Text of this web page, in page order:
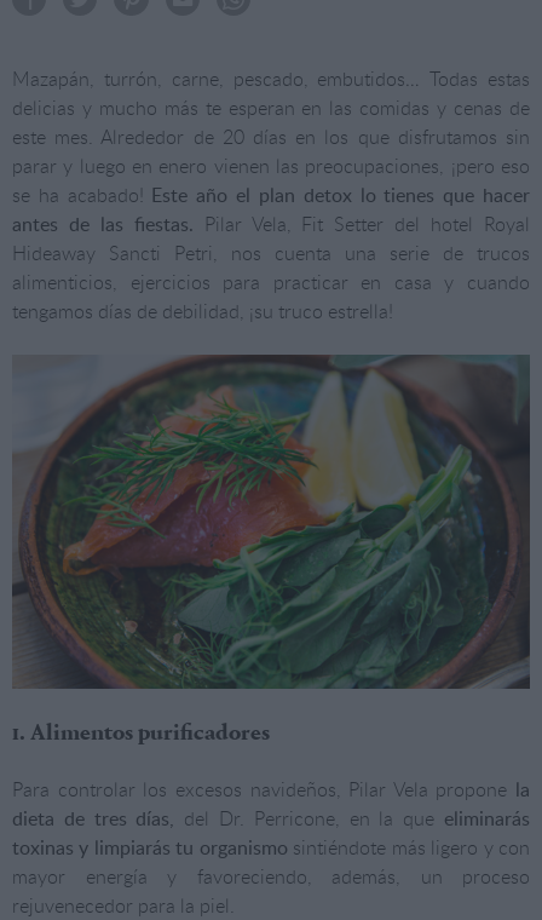
Mazapán, turrón, carne, pescado, embutidos… Todas estas
delicias y mucho más te esperan en las comidas y cenas de
este mes. Alrededor de 20 días en los que disfrutamos sin
parar y luego en enero vienen las preocupaciones, ¡pero eso
se ha acabado! Este año el plan detox lo tienes que hacer
antes de las fiestas. Pilar Vela, Fit Setter del hotel Royal
Hideaway Sancti Petri, nos cuenta una serie de trucos
alimenticios, ejercicios para practicar en casa y cuando
tengamos días de debilidad, ¡su truco estrella!
1. Alimentos purificadores
Para controlar los excesos navideños, Pilar Vela propone la
dieta de tres días, del Dr. Perricone, en la que eliminarás
toxinas y limpiarás tu organismo sintiéndote más ligero y con
mayor energía y favoreciendo, además, un proceso
rejuvenecedor para la piel.